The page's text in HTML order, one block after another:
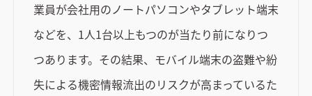
業員が会社用のノートパソコンやタブレット端末
などを、1人1台以上もつのが当たり前になりつ
つあります。その結果、モバイル端末の盗難や紛
失による機密情報流出のリスクが高まっているた